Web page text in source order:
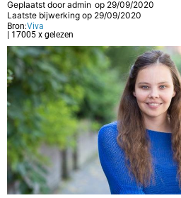
Geplaatst dooradmin op 29/09/2020
Laatste bijwerking op 29/09/2020
Bron:Viva
| 17005 x gelezen